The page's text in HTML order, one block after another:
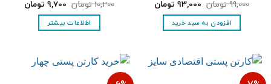
99,000تومان قیمت
اصلی:
99,000 تومان
بود.
93,000 تومان
افزودن به سبد خرید
10,200تومان قیمت
اصلی:
10,200 تومان
بود.
9,700 تومان
اطلاعات بیشتر